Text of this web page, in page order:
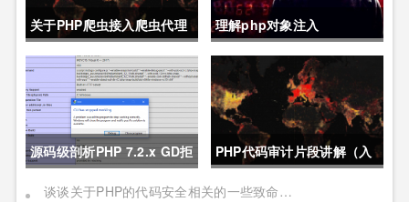
关于PHP爬虫接入爬虫代理
的代码demo
理解php对象注入
源码级剖析PHP 7.2.x GD拒
绝服务漏洞
PHP代码审计片段讲解（入
门代码审计、CTF必备）
谈谈关于PHP的代码安全相关的一些致命知识